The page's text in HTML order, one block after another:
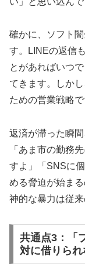
確かに、ソフト
す。LINEの返信
とがあればいつ
てきます。しか
ための営業戦略で
返済が滞った瞬
「あま市の勤務
すよ」「SNSに
める脅迫が始ま
神的な暴力は従
共通点3：「
対に借りら